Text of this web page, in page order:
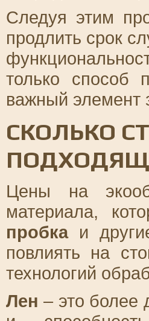
Следуя этим
продлить срок
только способ
важный элемент
СКОЛЬКО
Цены на
материала,
пробкаи
повлиять на
технологий
Лен – это более